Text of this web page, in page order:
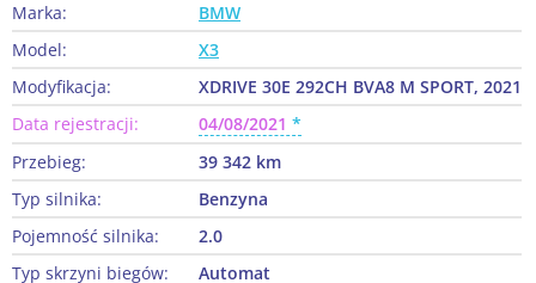
Marka:
BMW
Model:
X3
Modyfikacja:
XDRIVE 30E 292CH BVA8 M SPORT, 2021
Data rejestracji:
04/08/2021
Przebieg:
39 342 km
Typ silnika:
Benzyna
Pojemność silnika:
2.0
Typ skrzyni biegów:
Automat